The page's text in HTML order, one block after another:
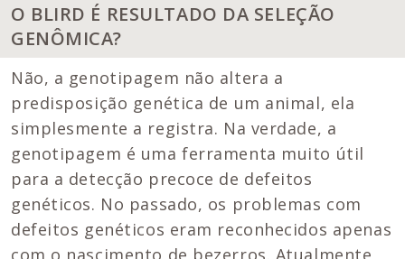
O BLIRD É RESULTADO DA SELEÇÃO
GENÔMICA?
Não, a genotipagem não altera a
predisposição genética de um animal, ela
simplesmente a registra. Na verdade, a
genotipagem é uma ferramenta muito útil
para a detecção precoce de defeitos
genéticos. No passado, os problemas com
defeitos genéticos eram reconhecidos apenas
com o nascimento de bezerros. Atualmente,